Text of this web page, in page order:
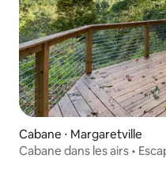
Cabane ⋅ Margaretville
Cabane dans les airs •